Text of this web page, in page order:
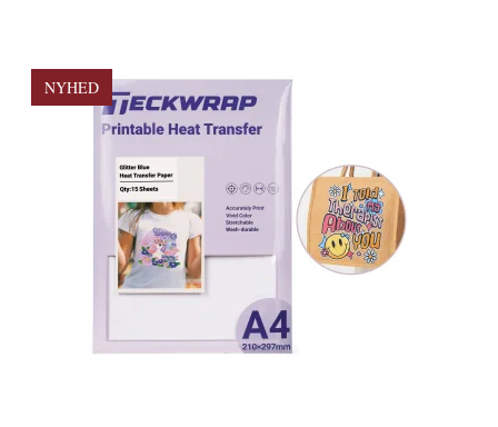
NYHED